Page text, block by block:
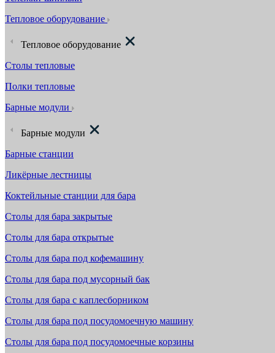
Тепловое оборудование
Тепловое оборудование
Столы тепловые
Полки тепловые
Барные модули
Барные модули
Барные станции
Ликёрные лестницы
Коктейльные станции для бара
Столы для бара закрытые
Столы для бара открытые
Столы для бара под кофемашину
Столы для бара под мусорный бак
Столы для бара с каплесборником
Столы для бара под посудомоечную машину
Столы для бара под посудомоечные корзины